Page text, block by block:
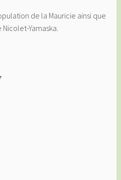
de la Mauricie ainsi que
Yamaska.